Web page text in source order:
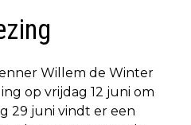
Willem de Winter
op vrijdag 12 juni om
29 juni vindt er een